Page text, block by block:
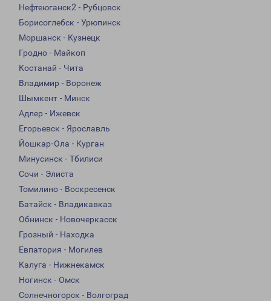
Нефтеюганск2 - Рубцовск
Борисоглебск - Урюпинск
Моршанск - Кузнецк
Гродно - Майкоп
Костанай - Чита
Владимир - Воронеж
Шымкент - Минск
Адлер - Ижевск
Егорьевск - Ярославль
Йошкар-Ола - Курган
Минусинск - Тбилиси
Сочи - Элиста
Томилино - Воскресенск
Батайск - Владикавказ
Обнинск - Новочеркасск
Грозный - Находка
Евпатория - Могилев
Калуга - Нижнекамск
Ногинск - Омск
Солнечногорск - Волгоград